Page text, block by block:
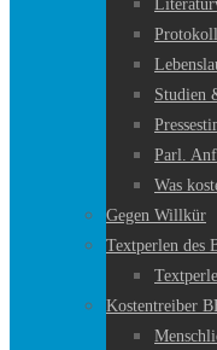
Protokoll
Studien
Parl.
Was
Gegen Willkür
Textperlen des
Kostentreiber